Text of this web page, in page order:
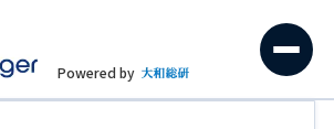
Powered by